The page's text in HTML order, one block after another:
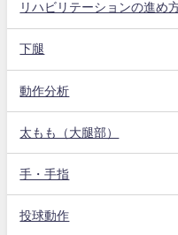
リハビリテーションの進め
下腿
動作分析
太もも（大腿部）
手・手指
投球動作